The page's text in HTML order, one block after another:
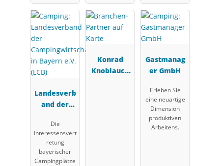
Landesverb
and der
tschaft in
Bayern e.V.
(LCB)
Die
Interessensvert
retung
bayerischer
Campingplätze
Konrad
Knoblauch
Gastmanag
er GmbH
Erleben Sie
eine neuartige
Dimension
produktiven
Arbeitens.